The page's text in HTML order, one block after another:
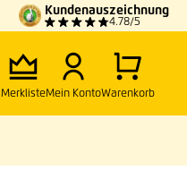
Kundenauszeichnung
4.78/5
MerklisteMein KontoWarenkorb